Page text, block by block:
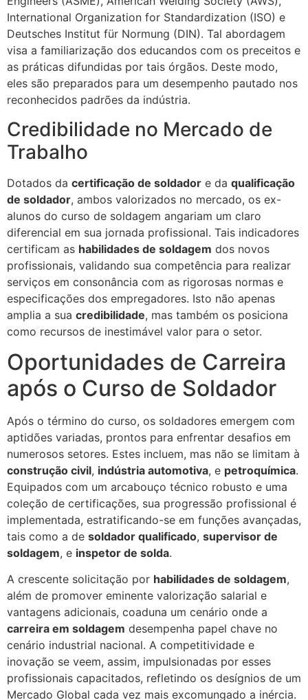
International Organization for Standardization (ISO) e
Deutsches Institut für Normung (DIN). Tal abordagem
visa a familiarização dos educandos com os preceitos e
as práticas difundidas por tais órgãos. Deste modo,
eles são preparados para um desempenho pautado nos
reconhecidos padrões da indústria.
Credibilidade no Mercado de
Trabalho
Dotados da certificação de soldador e da qualificação
de soldador, ambos valorizados no mercado, os ex-
alunos do curso de soldagem angariam um claro
diferencial em sua jornada profissional. Tais indicadores
certificam as habilidades de soldagem dos novos
profissionais, validando sua competência para realizar
serviços em consonância com as rigorosas normas e
especificações dos empregadores. Isto não apenas
amplia a sua credibilidade, mas também os posiciona
como recursos de inestimável valor para o setor.
Oportunidades de Carreira
após o Curso de Soldador
Após o término do curso, os soldadores emergem com
aptidões variadas, prontos para enfrentar desafios em
numerosos setores. Estes incluem, mas não se limitam à
construção civil, indústria automotiva, e petroquímica.
Equipados com um arcabouço técnico robusto e uma
coleção de certificações, sua progressão profissional é
implementada, estratificando-se em funções avançadas,
tais como a de soldador qualificado, supervisor de
soldagem, e inspetor de solda.
A crescente solicitação por habilidades de soldagem,
além de promover eminente valorização salarial e
vantagens adicionais, coaduna um cenário onde a
carreira em soldagem desempenha papel chave no
cenário industrial nacional. A competitividade e
inovação se veem, assim, impulsionadas por esses
profissionais capacitados, refletindo os desígnios de um
Mercado Global cada vez mais excomungado a inércia.